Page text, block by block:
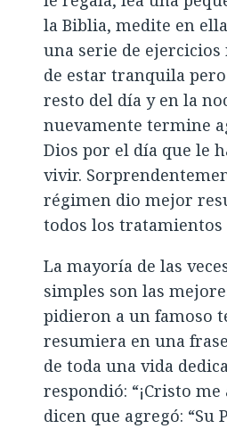
la Biblia, medite en
una serie de
de estar tranquila
resto del día y en la
nuevamente termine
Dios por el día que le
vivir.
régimen dio mejor
todos los
La mayoría de las
simples son las
pidieron a un famoso
resumiera en una
de toda una vida
respondió: “¡Cristo
dicen que agregó: “Su